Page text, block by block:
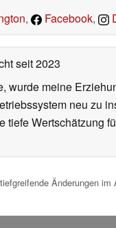
, Facebook,
seit 2023
wurde meine
neu zu
Wertschätzung
Änderungen im